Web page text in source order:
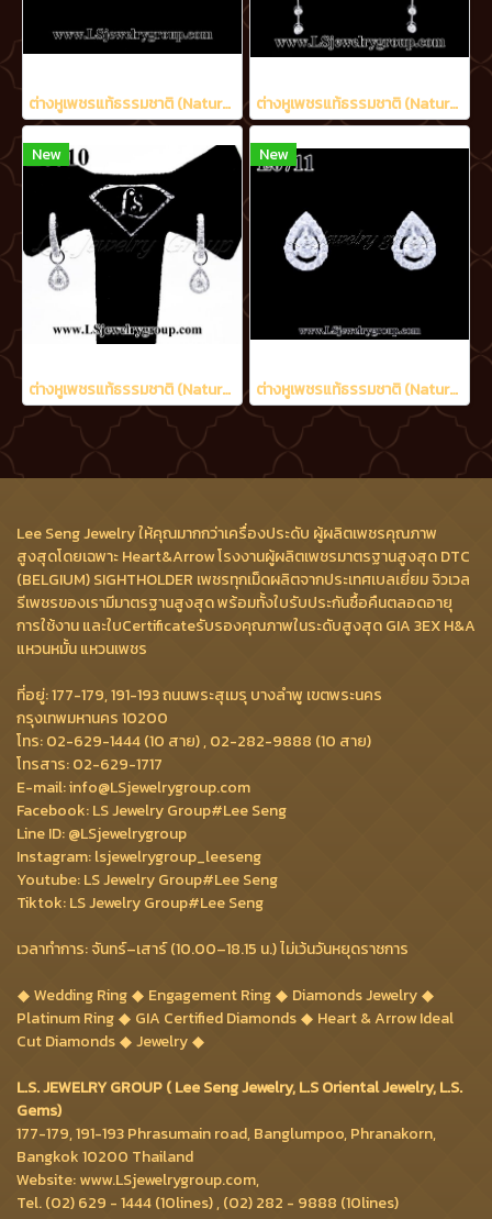
ต่างหูเพชรแท้ธรรมชาติ (Natural Diamonds) 0.48 Ct. ต่างหูเพชรแท้ธรรมชาติ (Natural Diamonds) 1.20 Ct.
New
ต่างหูเพชรแท้ธรรมชาติ (Natural Diamonds) 0.90 Ct.
New
ต่างหูเพชรแท้ธรรมชาติ (Natural Diamonds) 0.60 Ct.
Lee Seng Jewelry ให้คุณมากกว่าเครื่องประดับ ผู้ผลิตเพชรคุณภาพ
สูงสุดโดยเฉพาะ Heart&Arrow โรงงานผู้ผลิตเพชรมาตรฐานสูงสุด DTC
(BELGIUM) SIGHTHOLDER เพชรทุกเม็ดผลิตจากประเทศเบลเยี่ยม จิวเวล
รีเพชรของเรามีมาตรฐานสูงสุด พร้อมทั้งใบรับประกันซื้อคืนตลอดอายุ
การใช้งาน และใบCertificateรับรองคุณภาพในระดับสูงสุด GIA 3EX H&A
แหวนหมั้น แหวนเพชร
ที่อยู่: 177-179, 191-193 ถนนพระสุเมรุ บางลำพู เขตพระนคร
กรุงเทพมหานคร 10200
โทร: 02-629-1444 (10 สาย) , 02-282-9888 (10 สาย)
โทรสาร: 02-629-1717
E-mail: info@LSjewelrygroup.com
Facebook: LS Jewelry Group#Lee Seng
Line ID: @LSjewelrygroup
Instagram: lsjewelrygroup_leeseng
Youtube: LS Jewelry Group#Lee Seng
Tiktok: LS Jewelry Group#Lee Seng
เวลาทำการ: จันทร์–เสาร์ (10.00–18.15 น.) ไม่เว้นวันหยุดราชการ
Wedding Ring
Engagement Ring
Diamonds Jewelry
Platinum Ring
GIA Certified Diamonds
Heart & Arrow Ideal
Cut Diamonds
Jewelry
L.S. JEWELRY GROUP ( Lee Seng Jewelry, L.S Oriental Jewelry, L.S.
Gems)
177-179, 191-193 Phrasumain road, Banglumpoo, Phranakorn,
Bangkok 10200 Thailand
Website: www.LSjewelrygroup.com,
Tel. (02) 629 - 1444 (10lines) , (02) 282 - 9888 (10lines)